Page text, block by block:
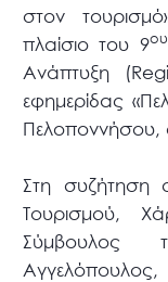
στον
πλαίσιο του 9ου
Ανάπτυξη
εφημερίδας
Πελοποννήσου,
Στη συζήτηση
Τουρισμού,
Σύμβουλος